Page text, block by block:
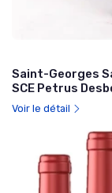
Saint-Georges
SCE Petrus
Voir le détail